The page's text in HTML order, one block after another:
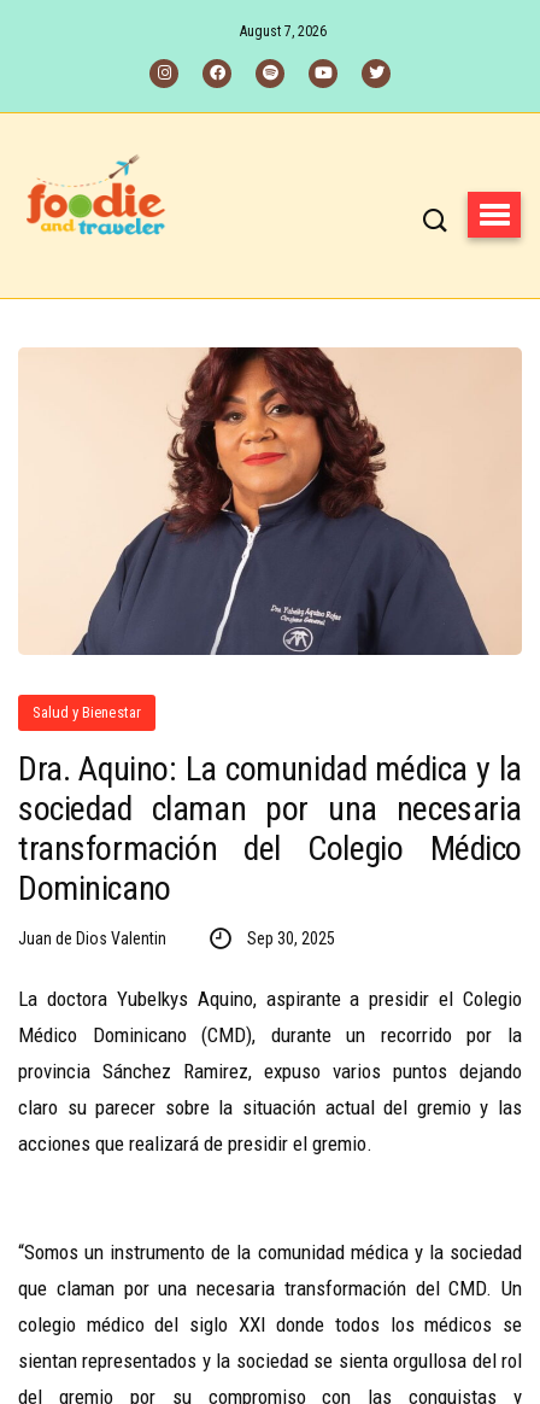
August 7, 2026
Salud y Bienestar
Dra. Aquino: La comunidad médica y la
sociedad claman por una necesaria
transformación del Colegio Médico
Dominicano
Juan de Dios Valentin Sep 30, 2025
La doctora Yubelkys Aquino, aspirante a presidir el Colegio
Médico Dominicano (CMD), durante un recorrido por la
provincia Sánchez Ramirez, expuso varios puntos dejando
claro su parecer sobre la situación actual del gremio y las
acciones que realizará de presidir el gremio.
“Somos un instrumento de la comunidad médica y la sociedad
que claman por una necesaria transformación del CMD. Un
colegio médico del siglo XXI donde todos los médicos se
sientan representados y la sociedad se sienta orgullosa del rol
del gremio por su compromiso con las conquistas y